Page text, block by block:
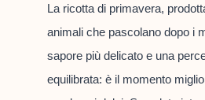
La ricotta di primavera,
animali che pascolano dopo i
sapore più delicato e una
equilibrata: è il momento